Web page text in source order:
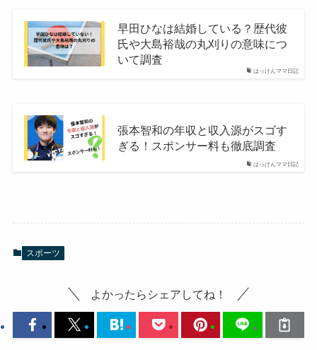
はっけんママ日記
早田ひなは結婚している？歴代彼
氏や大島裕哉の丸刈りの意味につ
いて調査
はっけんママ日記
張本智和の年収と収入源がスゴす
ぎる！スポンサー料も徹底調査
スポーツ
よかったらシェアしてね！